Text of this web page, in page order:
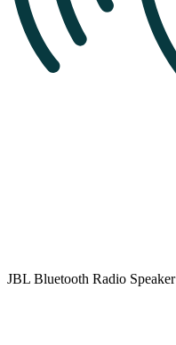
JBL Bluetooth Radio Speaker